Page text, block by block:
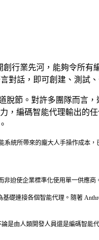
行業先河，能夠令所有
對話，即可創建、測試
節。對許多團隊而言
，編碼智能代理輸出的
統所帶來的龐大人手操作成本
非迫使企業標準化使用單一供應商
連接各個智能代理。隨著
由人類開發人員還是編碼智能